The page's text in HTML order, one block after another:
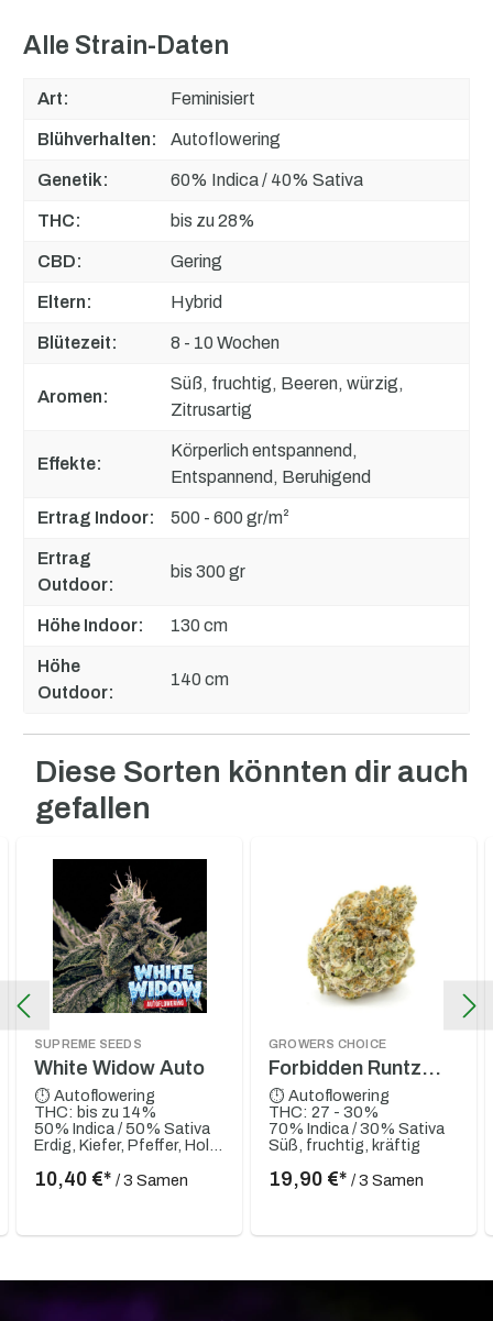
Alle Strain-Daten
Art: Feminisiert
Blühverhalten: Autoflowering
Genetik: 60% Indica / 40% Sativa
THC: bis zu 28%
CBD: Gering
Eltern: Hybrid
Blütezeit: 8 - 10 Wochen
Aromen:
Süß, fruchtig, Beeren, würzig,
Zitrusartig
Effekte:
Körperlich entspannend,
Entspannend, Beruhigend
Ertrag Indoor: 500 - 600 gr/m²
Ertrag
Outdoor:
bis 300 gr
Höhe Indoor: 130 cm
Höhe
Outdoor:
140 cm
Produktgalerie überspringen
Diese Sorten könnten dir auch
gefallen
SUPREME SEEDS
White Widow Auto
⏱ Autoflowering
THC: bis zu 14%
50% Indica / 50% Sativa
10,40 €* / 3 Samen
GROWERS CHOICE
Forbidden Runtz
XXL Auto
⏱ Autoflowering
THC: 27 - 30%
70% Indica / 30% Sativa
Süß, fruchtig, kräftig
19,90 €* / 3 Samen